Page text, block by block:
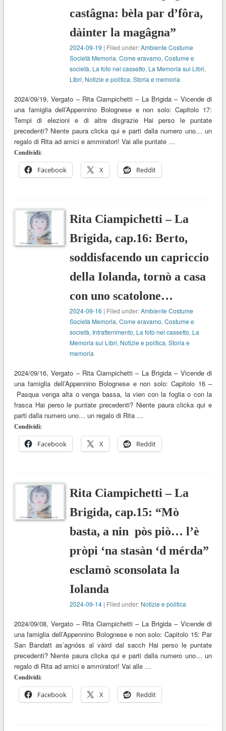
castâgna: bèla par d’fôra,
dàinter la magâgna”
2024-09-19 | Filed under:Ambiente Costume
Società Memoria,Come eravamo,Costume e
società, La foto nel cassetto, La Memoria sui Libri,
LIbri, Notizie e politica,Storia e memoria
2024/09/19, Vergato – Rita Ciampichetti – La Brigida – Vicende di
una famiglia dell’Appennino Bolognese e non solo: Capitolo 17:
Tempi di elezioni e di altre disgrazie Hai perso le puntate
precedenti? Niente paura clicka qui e parti dalla numero uno… un
regalo di Rita ad amici e ammiratori! Vai alle puntate …
Condividi:
Facebook X Reddit
Rita Ciampichetti – La
Brigida, cap.16: Berto,
soddisfacendo un capriccio
della Iolanda, tornò a casa
con uno scatolone…
2024-09-16 | Filed under:Ambiente Costume
Società Memoria,Come eravamo,Costume e
società, Intrattenimento, La foto nel cassetto, La
Memoria sui Libri, Notizie e politica,Storia e
memoria
2024/09/16, Vergato – Rita Ciampichetti – La Brigida – Vicende di
una famiglia dell’Appennino Bolognese e non solo: Capitolo 16 –
Pasqua venga alta o venga bassa, la vien con la foglia o con la
frasca Hai perso le puntate precedenti? Niente paura clicka qui e
parti dalla numero uno… un regalo di Rita …
Condividi:
Facebook X Reddit
Rita Ciampichetti – La
Brigida, cap.15: “Mò
basta, a nin pòs piò… l’è
pròpi ‘na stasàn ‘d mérda”
esclamò sconsolata la
Iolanda
2024-09-14 | Filed under: Notizie e politica
2024/09/08, Vergato – Rita Ciampichetti – La Brigida – Vicende di
una famiglia dell’Appennino Bolognese e non solo: Capitolo 15: Par
San Bandatt as’agnóss al vàird dal sacch Hai perso le puntate
precedenti? Niente paura clicka qui e parti dalla numero uno… un
regalo di Rita ad amici e ammiratori! Vai alle …
Condividi:
Facebook X Reddit